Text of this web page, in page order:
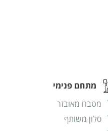
מתחם פנימי
מטבח מאובזר
סלון משותף